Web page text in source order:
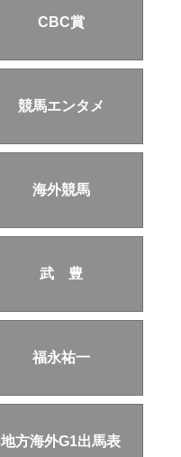
CBC賞
競馬エンタメ
海外競馬
武 豊
福永祐一
地方海外G1出馬表